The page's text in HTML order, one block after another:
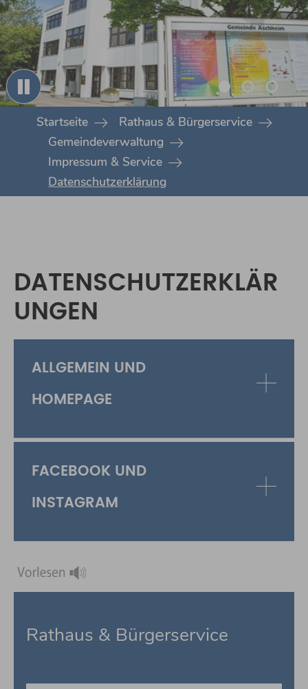
You are here:Startseite
Rathaus & Bürgerservice
Gemeindeverwaltung
Impressum & Service
Datenschutzerklärung
DATENSCHUTZERKLÄR
UNGEN
ALLGEMEIN UND
HOMEPAGE
FACEBOOK UND
INSTAGRAM
Rathaus & Bürgerservice